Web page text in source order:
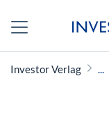
Investor Verlag